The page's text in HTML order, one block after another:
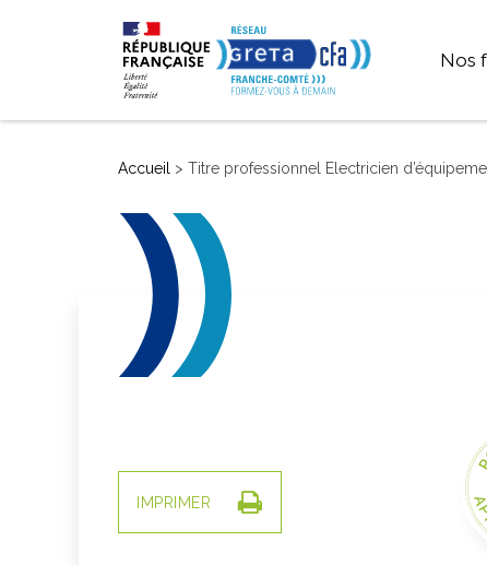
Nos
Accueil > Titre professionnel Electricien
IMPRIMER